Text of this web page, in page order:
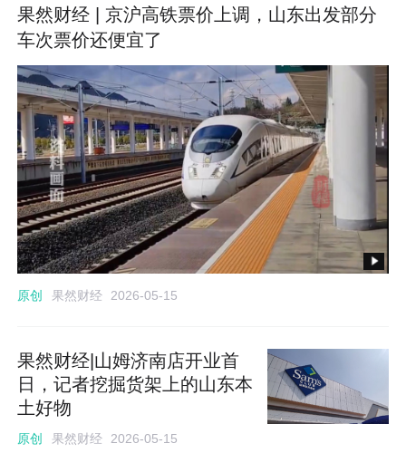
果然财经 | 京沪高铁票价上调，山东出发部分
车次票价还便宜了
原创 果然财经 2026-05-15
果然财经|山姆济南店开业首
日，记者挖掘货架上的山东本
土好物
原创 果然财经 2026-05-15